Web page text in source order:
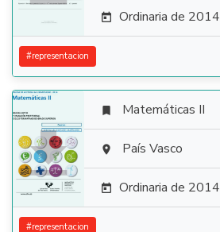
 Ordinaria de 2014
#representacion

 Matemáticas II
 País Vasco
 Ordinaria de 2014
#representacion